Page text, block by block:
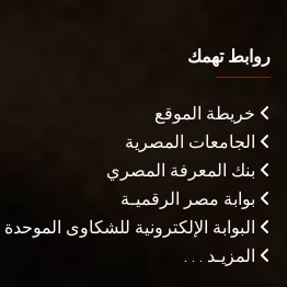
روابط تهمك
خريطة الموقع
الجامعات المصرية
بنك المعرفة المصري
بوابة مصر الرقميـة
البوابة الإلكترونية للشكاوى الموحدة
المزيـد . . .